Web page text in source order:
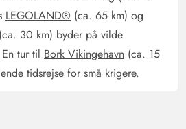
ingen gennemkørsel når man
lytter til Nordsøens brænding.
5 ud af 5
5 ud af 5
5 out of 522/05/2025
LEGOLAND® (ca. 65 km) og
30 km) byder på vilde
tur til Bork Vikingehavn (ca. 15
tidsrejse for små krigere.